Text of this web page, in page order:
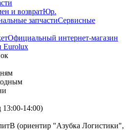
и возвратЮр.
запчастиСервисные
Официальный интернет-магазин
Eurolux
13:00-14:00)
(ориентир "Азубка Логистики",